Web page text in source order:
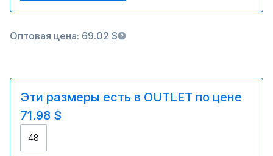
Оптовая цена: 69.02 $
Эти размеры есть в OUTLET по цене
71.98 $
48